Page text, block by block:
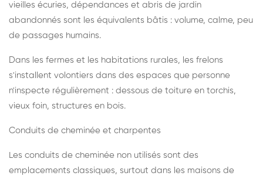
vieilles écuries, dépendances et abris de jardin
abandonnés sont les équivalents bâtis : volume, calme, peu
de passages humains.
Dans les fermes et les habitations rurales, les frelons
s'installent volontiers dans des espaces que personne
n'inspecte régulièrement : dessous de toiture en torchis,
vieux foin, structures en bois.
Conduits de cheminée et charpentes
Les conduits de cheminée non utilisés sont des
emplacements classiques, surtout dans les maisons de